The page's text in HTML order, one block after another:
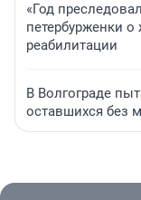
«Год
петербурженки
реабилитации
В Волгограде
оставшихся без